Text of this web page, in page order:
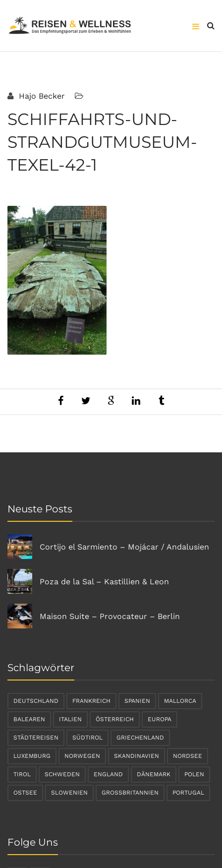
Hajo Becker
SCHIFFAHRTS-UND-
STRANDGUTMUSEUM-
TEXEL-42-1
Neuste Posts
Cortijo el Sarmiento – Mojácar / Andalusien
Poza de la Sal – Kastillien & Leon
Maison Suite – Provocateur – Berlin
Schlagwörter
DEUTSCHLAND FRANKREICH SPANIEN MALLORCA
BALEAREN ITALIEN ÖSTERREICH EUROPA
STÄDTEREISEN SÜDTIROL GRIECHENLAND
LUXEMBURG NORWEGEN SKANDINAVIEN NORDSEE
TIROL SCHWEDEN ENGLAND DÄNEMARK POLEN
OSTSEE SLOWENIEN GROSSBRITANNIEN PORTUGAL
Folge Uns